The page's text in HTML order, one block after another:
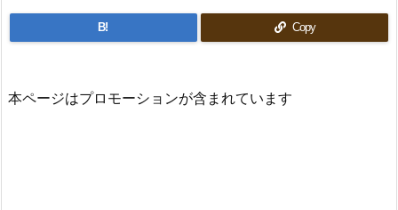
B! Copy
本ページはプロモーションが含まれています